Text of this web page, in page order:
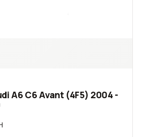
A6 C6 Avant (4F5) 2004 -